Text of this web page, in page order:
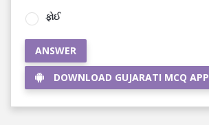
ફોઈ
ANSWER
DOWNLOAD GUJARATI MCQ APP